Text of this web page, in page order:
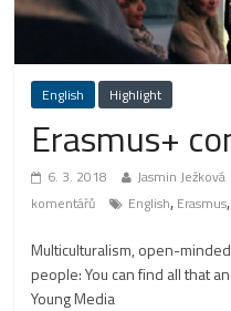
English Highlight
Erasmus+
6. 3. 2018 Jasmin Ježková
komentářů
English, Erasmus,
Multiculturalism, open-
people: You can find all that
Young Media